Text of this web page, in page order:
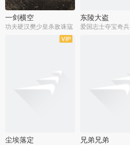
一剑横空
功夫硬汉樊少皇杀敌诛寇
东陵大盗
爱国志士夺宝奇兵
尘埃落定 兄弟兄弟